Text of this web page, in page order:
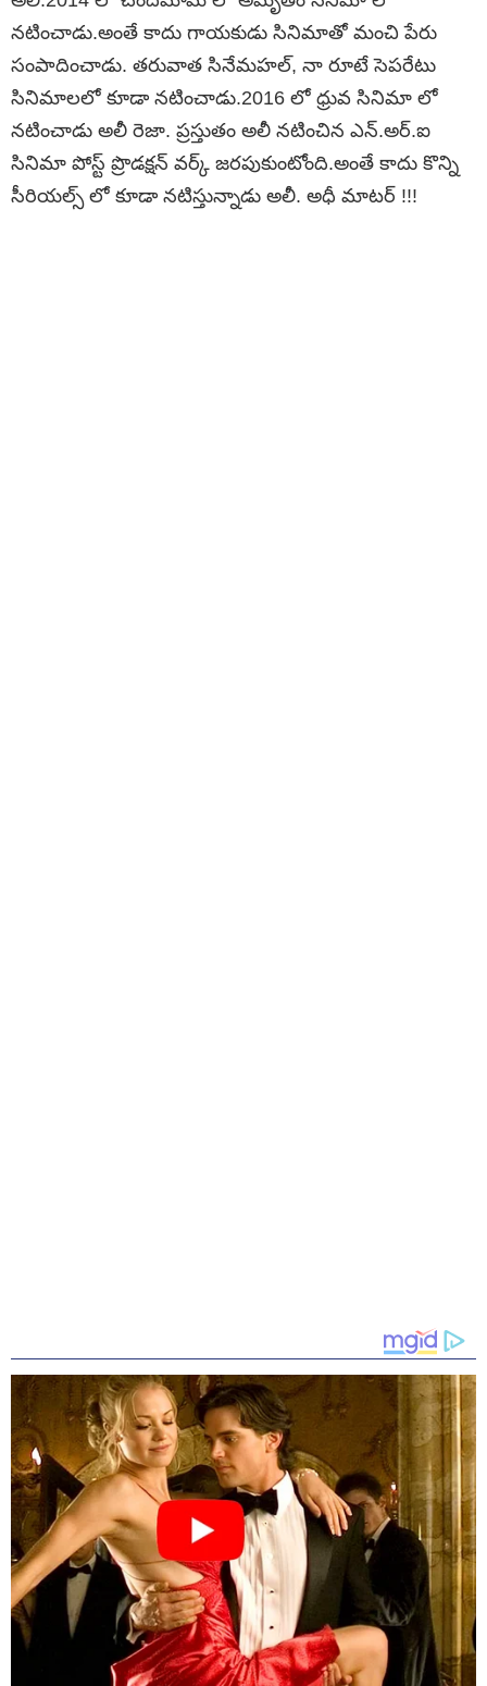
నటించాడు.అంతే కాదు గాయకుడు సినిమాతో మంచి పేరు
సంపాదించాడు. తరువాత సినేమహల్, నా రూటే సెపరేటు
సినిమాలలో కూడా నటించాడు.2016 లో ధ్రువ సినిమా లో
నటించాడు అలీ రెజా. ప్రస్తుతం అలీ నటించిన ఎన్.అర్.ఐ
సినిమా పోస్ట్ ప్రొడక్షన్ వర్క్ జరపుకుంటోంది.అంతే కాదు కొన్ని
సీరియల్స్ లో కూడా నటిస్తున్నాడు అలీ. అధీ మాటర్ !!!